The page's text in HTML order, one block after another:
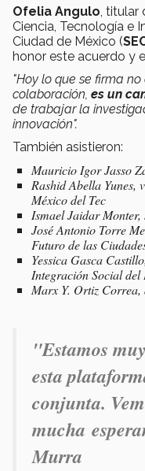
Ofelia Angulo, titular
Ciencia, Tecnología e
Ciudad de México (
honor este acuerdo y
"Hoy lo que se firma
colaboración, es un
de trabajar la
innovación".
También asistieron:
Mauricio Igor Jasso
Rashid Abella Yunes,
México del Tec
Ismael Jaidar
José Antonio Torre
Futuro de las
Yessica Gasca
Integración Social del
Marx Y. Ortiz
"Estamos
esta
conjunta.
mucha
Murra